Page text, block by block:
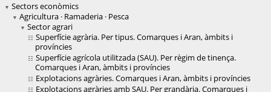
Sectors econòmics
Agricultura · Ramaderia · Pesca
Sector agrari
Superfície agrària. Per tipus. Comarques i Aran, àmbits i
províncies
Superfície agrícola utilitzada (SAU). Per règim de tinença.
Comarques i Aran, àmbits i províncies
Explotacions agràries. Comarques i Aran, àmbits i províncies
Explotacions agràries amb SAU. Per grandària. Comarques i